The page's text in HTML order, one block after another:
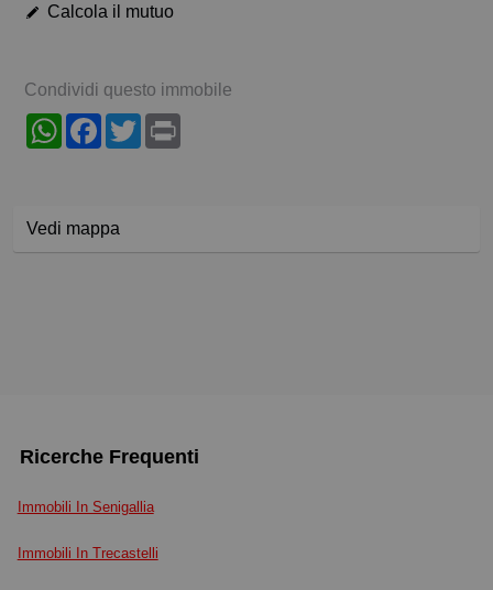
Calcola il mutuo
Condividi questo immobile
WhatsAppFacebook
Twitter
Vedi mappa
Ricerche Frequenti
Immobili In Senigallia
Immobili In Trecastelli